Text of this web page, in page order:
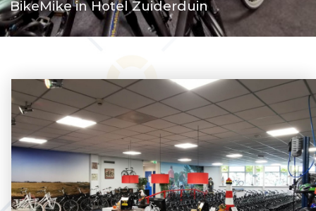
Frequently asked questions
Contact us
Route
BikeMike in Hotel Zuiderduin